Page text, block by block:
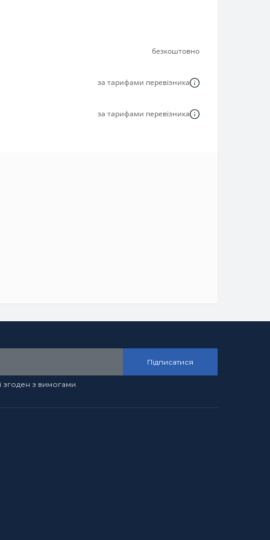
безкоштовно
за тарифами перевізника
за тарифами перевізника
Підписатися
і згоден з вимогами